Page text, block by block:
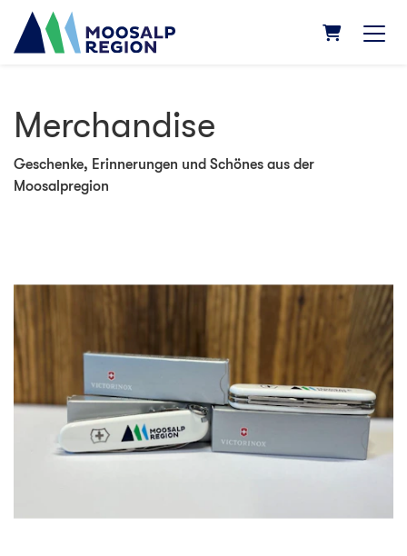
Merchandise
Geschenke, Erinnerungen und Schönes aus der
Moosalpregion